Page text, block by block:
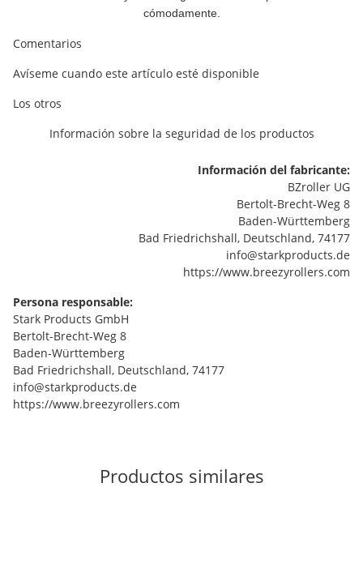
cómodamente.
Comentarios
Avíseme cuando este artículo esté disponible
Los otros
Información sobre la seguridad de los productos
Información del fabricante:
BZroller UG
Bertolt-Brecht-Weg 8
Baden-Württemberg
Bad Friedrichshall, Deutschland, 74177
info@starkproducts.de
https://www.breezyrollers.com
Persona responsable:
Stark Products GmbH
Bertolt-Brecht-Weg 8
Baden-Württemberg
Bad Friedrichshall, Deutschland, 74177
info@starkproducts.de
https://www.breezyrollers.com
Productos similares